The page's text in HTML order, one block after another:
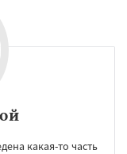
какая-то часть